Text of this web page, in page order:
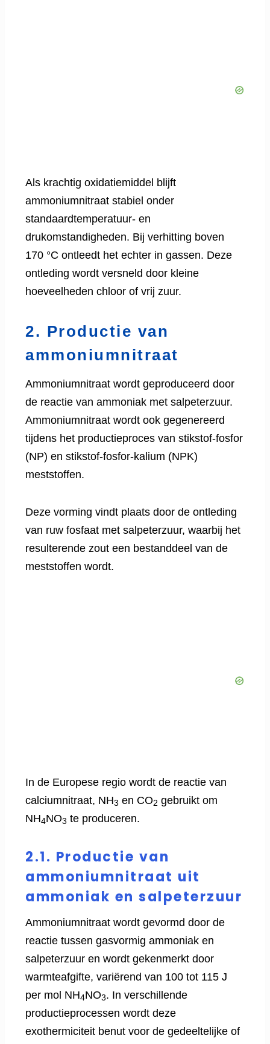
Als krachtig oxidatiemiddel blijft
ammoniumnitraat stabiel onder
standaardtemperatuur- en
drukomstandigheden. Bij verhitting boven
170 °C ontleedt het echter in gassen. Deze
ontleding wordt versneld door kleine
hoeveelheden chloor of vrij zuur.
2. Productie van
ammoniumnitraat
Ammoniumnitraat wordt geproduceerd door
de reactie van ammoniak met salpeterzuur.
Ammoniumnitraat wordt ook gegenereerd
tijdens het productieproces van stikstof-fosfor
(NP) en stikstof-fosfor-kalium (NPK)
meststoffen.
Deze vorming vindt plaats door de ontleding
van ruw fosfaat met salpeterzuur, waarbij het
resulterende zout een bestanddeel van de
meststoffen wordt.
In de Europese regio wordt de reactie van
calciumnitraat, NH3 en CO2 gebruikt om
NH4NO3 te produceren.
2.1. Productie van
ammoniumnitraat uit
ammoniak en salpeterzuur
Ammoniumnitraat wordt gevormd door de
reactie tussen gasvormig ammoniak en
salpeterzuur en wordt gekenmerkt door
warmteafgifte, variërend van 100 tot 115 J
per mol NH4NO3. In verschillende
productieprocessen wordt deze
exothermiciteit benut voor de gedeeltelijke of